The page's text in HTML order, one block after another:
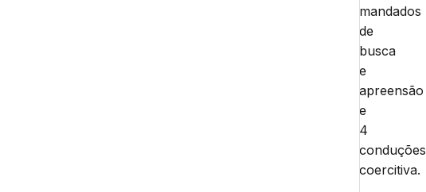
mandados
de
busca
e
apreensão
e
4
conduções
coercitiva.